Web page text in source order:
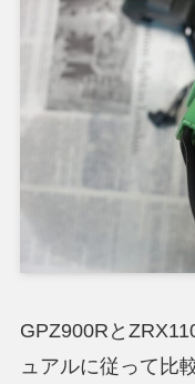
GPZ900Rと
ュアルに従って比